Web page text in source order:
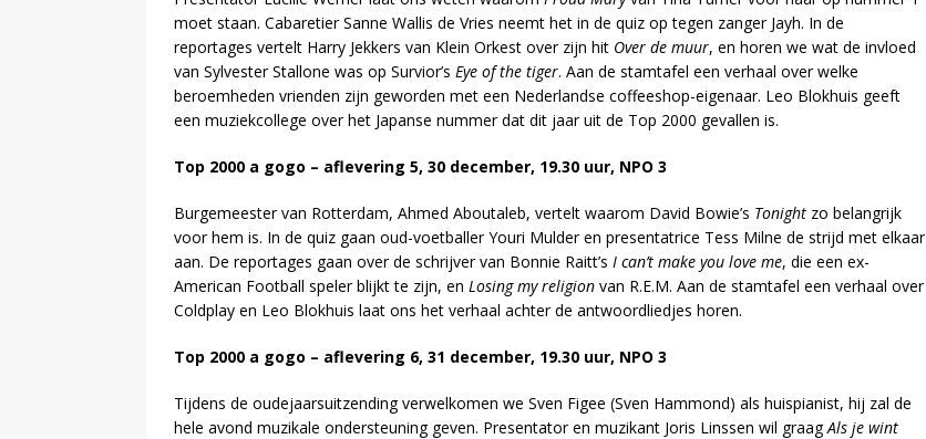
moet staan. Cabaretier Sanne Wallis de Vries neemt het in de quiz op tegen zanger Jayh. In de
reportages vertelt Harry Jekkers van Klein Orkest over zijn hit Over de muur, en horen we wat de invloed
van Sylvester Stallone was op Survior’s Eye of the tiger. Aan de stamtafel een verhaal over welke
beroemheden vrienden zijn geworden met een Nederlandse coffeeshop-eigenaar. Leo Blokhuis geeft
een muziekcollege over het Japanse nummer dat dit jaar uit de Top 2000 gevallen is.
Top 2000 a gogo – aflevering 5, 30 december, 19.30 uur, NPO 3
Burgemeester van Rotterdam, Ahmed Aboutaleb, vertelt waarom David Bowie’s Tonight zo belangrijk
voor hem is. In de quiz gaan oud-voetballer Youri Mulder en presentatrice Tess Milne de strijd met elkaar
aan. De reportages gaan over de schrijver van Bonnie Raitt’s I can’t make you love me, die een ex-
American Football speler blijkt te zijn, en Losing my religion van R.E.M. Aan de stamtafel een verhaal over
Coldplay en Leo Blokhuis laat ons het verhaal achter de antwoordliedjes horen.
Top 2000 a gogo – aflevering 6, 31 december, 19.30 uur, NPO 3
Tijdens de oudejaarsuitzending verwelkomen we Sven Figee (Sven Hammond) als huispianist, hij zal de
hele avond muzikale ondersteuning geven. Presentator en muzikant Joris Linssen wil graagAls je wint